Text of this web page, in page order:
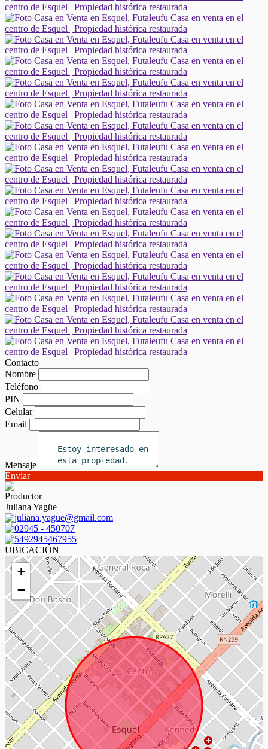
Contacto
Nombre
Teléfono
PIN
Celular
Email
Mensaje
Enviar
Productor
Juliana Yagüe
juliana.yague@gmail.com
02945 - 450707
5492945467955
UBICACIÓN
+
−